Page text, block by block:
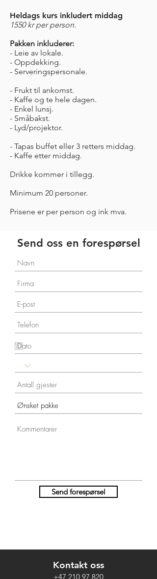
Heldags kurs inkludert middag
1550 kr per person.
Pakken inkluderer:
- Leie av lokale.
- Oppdekking.
- Serveringspersonale.
- Frukt til ankomst.
- Kaffe og te hele dagen.
- Enkel lunsj.
- Småbakst.
- Lyd/projektor.
- Tapas buffet eller 3 retters middag.
- Kaffe etter middag.
Drikke kommer i tillegg.
Minimum 20 personer.
Prisene er per person og ink mva.
Send oss en forespørsel
Send forespørsel
Kontakt oss
+47 210 97 820